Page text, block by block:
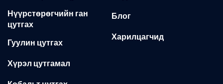
Нүүрстөрөгчийн ган
цутгах
Гуулин цутгах
Хүрэл цутгамал
Блог
Харилцагчид